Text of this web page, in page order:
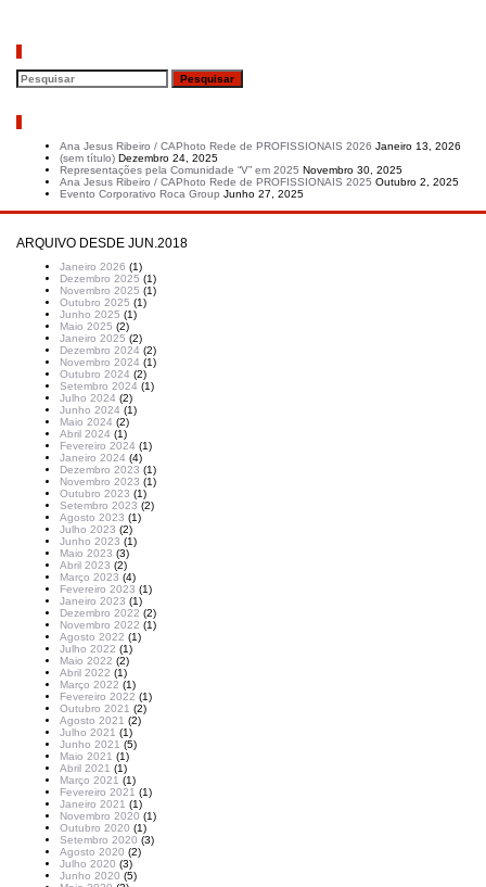
Ana Jesus Ribeiro / CAPhoto Rede de PROFISSIONAIS 2026 Janeiro 13, 2026
(sem título) Dezembro 24, 2025
Representações pela Comunidade “V” em 2025 Novembro 30, 2025
Ana Jesus Ribeiro / CAPhoto Rede de PROFISSIONAIS 2025 Outubro 2, 2025
Evento Corporativo Roca Group Junho 27, 2025
ARQUIVO DESDE JUN.2018
Janeiro 2026 (1)
Dezembro 2025 (1)
Novembro 2025 (1)
Outubro 2025 (1)
Junho 2025 (1)
Maio 2025 (2)
Janeiro 2025 (2)
Dezembro 2024 (2)
Novembro 2024 (1)
Outubro 2024 (2)
Setembro 2024 (1)
Julho 2024 (2)
Junho 2024 (1)
Maio 2024 (2)
Abril 2024 (1)
Fevereiro 2024 (1)
Janeiro 2024 (4)
Dezembro 2023 (1)
Novembro 2023 (1)
Outubro 2023 (1)
Setembro 2023 (2)
Agosto 2023 (1)
Julho 2023 (2)
Junho 2023 (1)
Maio 2023 (3)
Abril 2023 (2)
Março 2023 (4)
Fevereiro 2023 (1)
Janeiro 2023 (1)
Dezembro 2022 (2)
Novembro 2022 (1)
Agosto 2022 (1)
Julho 2022 (1)
Maio 2022 (2)
Abril 2022 (1)
Março 2022 (1)
Fevereiro 2022 (1)
Outubro 2021 (2)
Agosto 2021 (2)
Julho 2021 (1)
Junho 2021 (5)
Maio 2021 (1)
Abril 2021 (1)
Março 2021 (1)
Fevereiro 2021 (1)
Janeiro 2021 (1)
Novembro 2020 (1)
Outubro 2020 (1)
Setembro 2020 (3)
Agosto 2020 (2)
Julho 2020 (3)
Junho 2020 (5)